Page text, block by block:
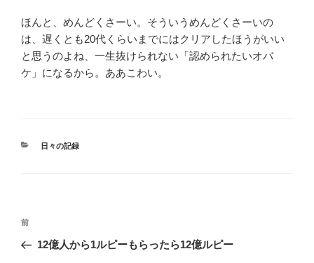
ほんと、めんどくさーい。そういうめんどくさーいの
は、遅くとも20代くらいまでにはクリアしたほうがいい
と思うのよね、一生抜けられない「認められたいオバ
ケ」になるから。ああこわい。
カ
日々の記録
投
ナ
過
去
前
12億人から1ルピーもらったら12億ルピー